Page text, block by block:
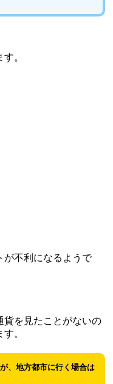
。
が不利になるようで
貨を見たことがないの
。
、地方都市に行く場合は